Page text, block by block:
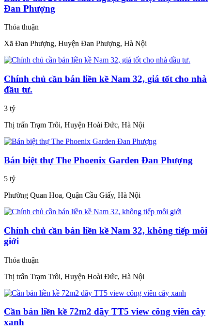
Đan Phượng
Thỏa thuận
Xã Đan Phượng, Huyện Đan Phượng, Hà Nội
Chính chủ cần bán liền kề Nam 32, giá tốt cho nhà
đầu tư.
3 tỷ
Thị trấn Trạm Trôi, Huyện Hoài Đức, Hà Nội
Bán biệt thự The Phoenix Garden Đan Phượng
5 tỷ
Phường Quan Hoa, Quận Cầu Giấy, Hà Nội
Chính chủ cần bán liền kề Nam 32, không tiếp môi
giới
Thỏa thuận
Thị trấn Trạm Trôi, Huyện Hoài Đức, Hà Nội
Cần bán liền kề 72m2 dãy TT5 view công viên cây
xanh